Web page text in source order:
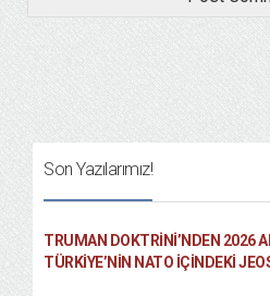
Son Yazılarımız!
TRUMAN DOKTRINI’NDEN 2026
TÜRKIYE’NIN NATO İÇINDEKI